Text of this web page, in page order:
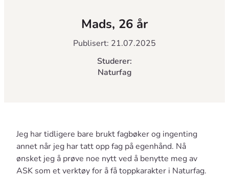
Mads, 26 år
Publisert: 21.07.2025
Studerer:
Naturfag
Jeg har tidligere bare brukt fagbøker og ingenting
annet når jeg har tatt opp fag på egenhånd. Nå
ønsket jeg å prøve noe nytt ved å benytte meg av
ASK som et verktøy for å få toppkarakter i Naturfag.